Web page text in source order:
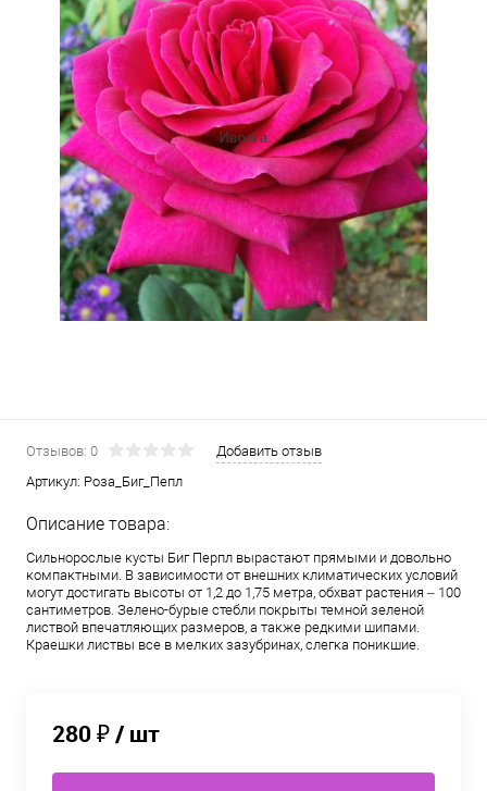
Отзывов: 0
Добавить отзыв
Артикул: Роза_Биг_Пепл
Описание товара:
Сильнорослые кусты Биг Перпл вырастают прямыми и довольно
компактными. В зависимости от внешних климатических условий
могут достигать высоты от 1,2 до 1,75 метра, обхват растения – 100
сантиметров. Зелено-бурые стебли покрыты темной зеленой
листвой впечатляющих размеров, а также редкими шипами.
Краешки листвы все в мелких зазубринах, слегка поникшие.
280 ₽/ шт